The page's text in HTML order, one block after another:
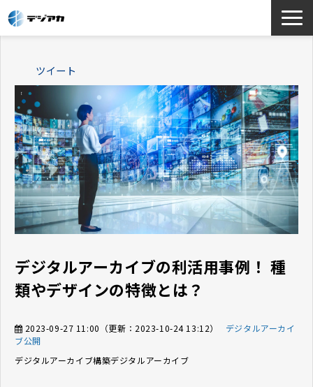
お役立ち情報
導入事例
よくあるご質問
ツイート
デジタルアーカイブの利活用事例！ 種
類やデザインの特徴とは？
2023-09-27 11:00 （更新： 2023-10-24 13:12）
デジタルアーカイ
ブ公開
デジタルアーカイブ構築デジタルアーカイブ